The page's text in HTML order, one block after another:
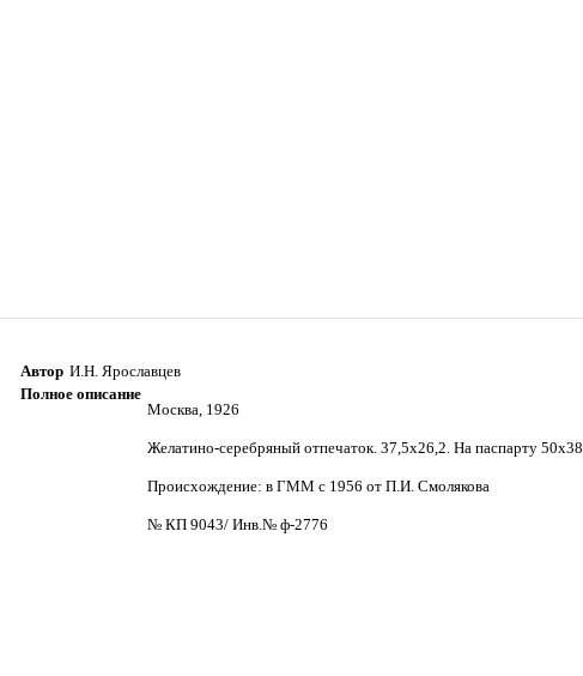
Автор И.Н. Ярославцев
Полное описание
Москва, 1926
Желатино-серебряный отпечаток. 37,5х26,2. На паспарту 50х38
Происхождение: в ГММ с 1956 от П.И. Смолякова
№ КП 9043/ Инв.№ ф-2776